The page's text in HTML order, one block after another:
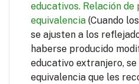
educativos. Relación de
equivalencia (Cuando
se ajusten a los
haberse producido
educativo extranjero,
equivalencia que les